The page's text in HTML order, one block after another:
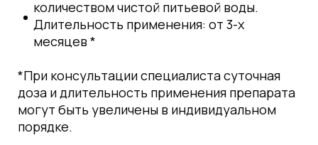
количеством чистой питьевой воды.
Длительность применения: от 3-х
месяцев *
*При консультации специалиста суточная
доза и длительность применения препарата
могут быть увеличены в индивидуальном
порядке.